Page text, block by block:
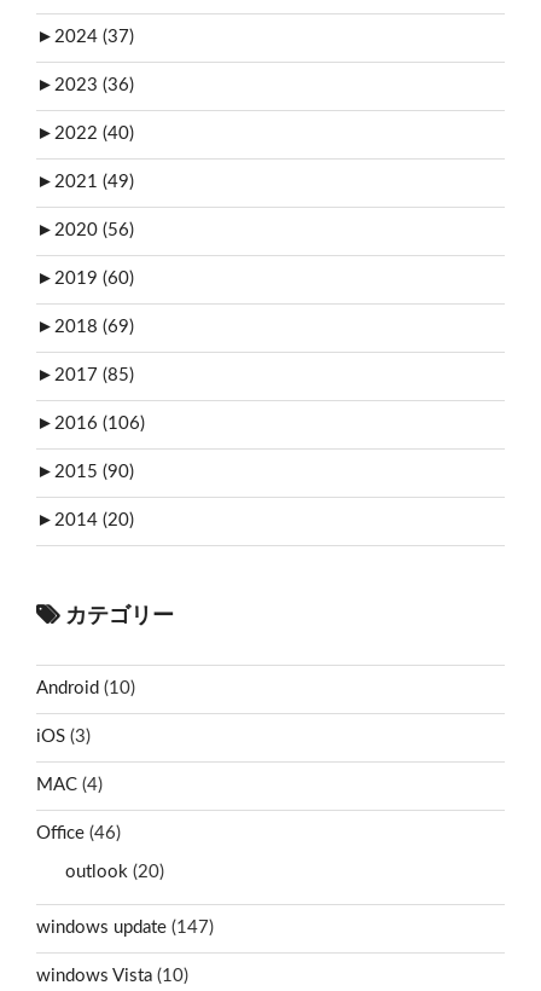
► 2024 (37)
► 2023 (36)
► 2022 (40)
► 2021 (49)
► 2020 (56)
► 2019 (60)
► 2018 (69)
► 2017 (85)
► 2016 (106)
► 2015 (90)
► 2014 (20)
カテゴリー
Android (10)
iOS (3)
MAC (4)
Office (46)
outlook (20)
windows update (147)
windows Vista (10)